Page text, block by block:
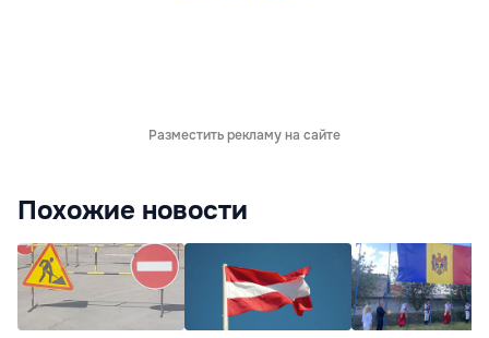
Разместить рекламу на сайте
Похожие новости